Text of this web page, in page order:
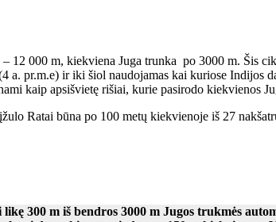
12 000 m, kiekviena Juga trunka po 3000 m. Šis
pr.m.e) ir iki šiol naudojamas kai kuriose Indijos
kaip apsišvietę rišiai, kurie pasirodo kiekvienos
Ratai būna po 100 metų kiekvienoje iš 27
300 m iš bendros 3000 m Jugos trukmės